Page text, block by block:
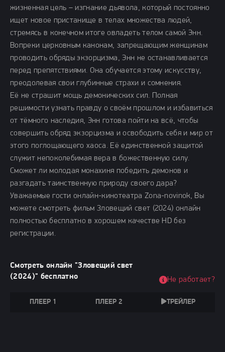
жизненная цель – изгнание дьявола, который постоянно
ищет новое пристанище в телах множества людей,
стремясь в конечном итоге овладеть телом самой Энн.
Вопреки церковным канонам, запрещающим женщинам
проводить обряды экзорцизма, Энн не останавливается
перед препятствиями. Она обучается этому искусству,
преодолевая свои глубинные страхи и сомнения.
Её не страшит мощь демонических сил. Полная
решимости узнать правду о своём прошлом и избавиться
от тёмного наследия, Энн готова пойти на всё, чтобы
совершить обряд экзорцизма и освободить себя и мир от
этого поглощающего хаоса. Её единственной защитой
служит непоколебимая вера в божественную силу.
Сможет ли молодая монахиня победить демонов и
разгадать таинственную природу своего дара?
Уважаемые гости онлайн-кинотеатра Zona-novinok, Вы
можете смотреть фильм Зловещий свет (2024) онлайн
полностью бесплатно в хорошем качестве HD без
регистрации.
Смотреть онлайн "Зловещий свет
(2024)" бесплатно
ПЛЕЕР 1 ПЛЕЕР 2 ТРЕЙЛЕР
Не работает?